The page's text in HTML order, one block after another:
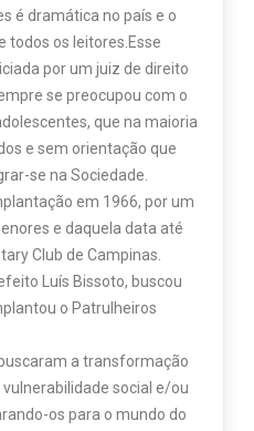
é dramática no país e o
todos os leitores.Esse
por um juiz de direito
se preocupou com o
que na maioria
e sem orientação que
se na Sociedade.
em 1966, por um
e daquela data até
Club de Campinas.
Luís Bissoto, buscou
o Patrulheiros
a transformação
social e/ou
os para o mundo do